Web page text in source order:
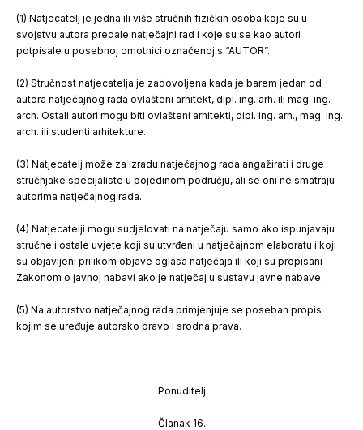
(1) Natjecatelj je jedna ili više stručnih fizičkih osoba koje su u
svojstvu autora predale natječajni rad i koje su se kao autori
potpisale u posebnoj omotnici označenoj s “AUTOR”.
(2) Stručnost natjecatelja je zadovoljena kada je barem jedan od
autora natječajnog rada ovlašteni arhitekt, dipl. ing. arh. ili mag. ing.
arch. Ostali autori mogu biti ovlašteni arhitekti, dipl. ing. arh., mag. ing.
arch. ili studenti arhitekture.
(3) Natjecatelj može za izradu natječajnog rada angažirati i druge
stručnjake specijaliste u pojedinom području, ali se oni ne smatraju
autorima natječajnog rada.
(4) Natjecatelji mogu sudjelovati na natječaju samo ako ispunjavaju
stručne i ostale uvjete koji su utvrđeni u natječajnom elaboratu i koji
su objavljeni prilikom objave oglasa natječaja ili koji su propisani
Zakonom o javnoj nabavi ako je natječaj u sustavu javne nabave.
(5) Na autorstvo natječajnog rada primjenjuje se poseban propis
kojim se uređuje autorsko pravo i srodna prava.
Ponuditelj
Članak 16.